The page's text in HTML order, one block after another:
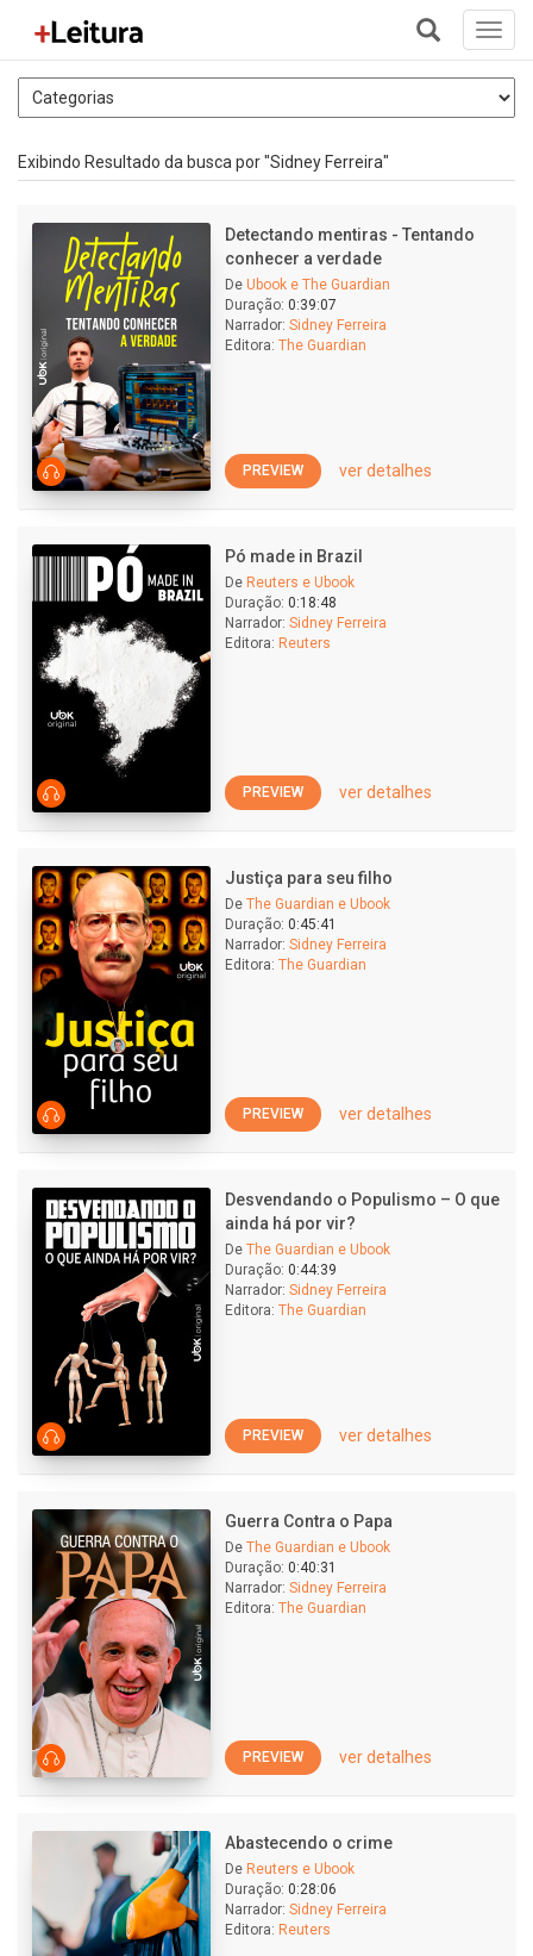
+
Exibindo Resultado da busca por "Sidney Ferreira"
Detectando mentiras - Tentando
conhecer a verdade
De Ubook e The Guardian
Duração: 0:39:07
Narrador: Sidney Ferreira
Editora: The Guardian
PREVIEW ver detalhes
Pó made in Brazil
De Reuters e Ubook
Duração: 0:18:48
Narrador: Sidney Ferreira
Editora: Reuters
PREVIEW ver detalhes
Justiça para seu filho
De The Guardian e Ubook
Duração: 0:45:41
Narrador: Sidney Ferreira
Editora: The Guardian
PREVIEW ver detalhes
Desvendando o Populismo – O que
ainda há por vir?
De The Guardian e Ubook
Duração: 0:44:39
Narrador: Sidney Ferreira
Editora: The Guardian
PREVIEW ver detalhes
Guerra Contra o Papa
De The Guardian e Ubook
Duração: 0:40:31
Narrador: Sidney Ferreira
Editora: The Guardian
PREVIEW ver detalhes
Abastecendo o crime
De Reuters e Ubook
Duração: 0:28:06
Narrador: Sidney Ferreira
Editora: Reuters